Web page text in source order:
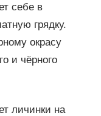
себе в
грядку.
окрасу
и чёрного
личинки на